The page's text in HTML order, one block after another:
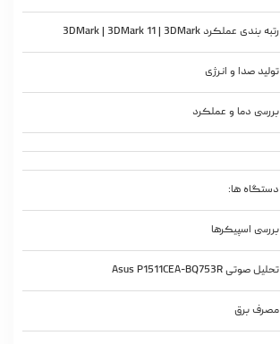
رتبه بندی عملکرد 3DMark | 3DMark 11 | 3DMark
تولید صدا و انرژی
بررسی دما و عملکرد
دستگاه ها:
بررسی اسپیکرها
تحلیل صوتی Asus P1511CEA-BQ753R
مصرف برق